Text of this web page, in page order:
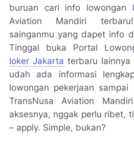
buruan cari info lowongan
Aviation Mandiri
sainganmu yang dapet info
Tinggal buka Portal
loker Jakarta terbaru lainnya
udah ada informasi
lowongan pekerjaan
TransNusa Aviation
aksesnya, nggak perlu ribet,
– apply. Simple, bukan?